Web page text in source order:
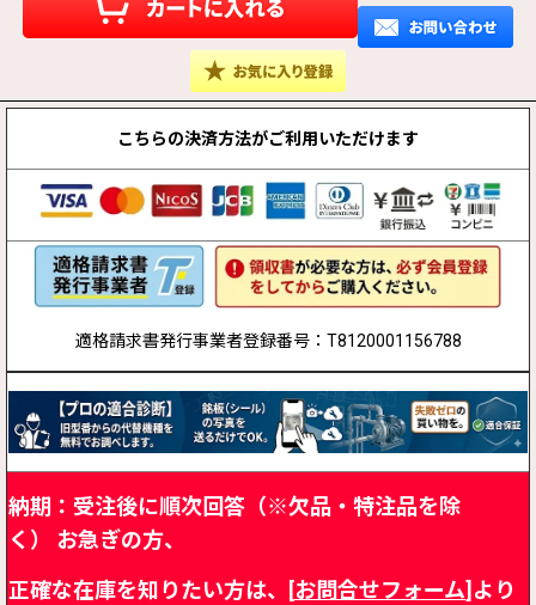
こちらの決済方法がご利用いただけます
適格請求書発行事業者登録番号：T8120001156788
納期：受注後に順次回答（※欠品・特注品を除
く）
お急ぎの方、
正確な在庫を知りたい方は、[お問合せフォーム]より